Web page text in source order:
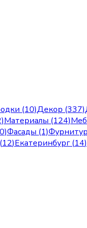
(10)Декор (337)
Материалы (124)
Фасады (1)
(12)Екатеринбург(14)